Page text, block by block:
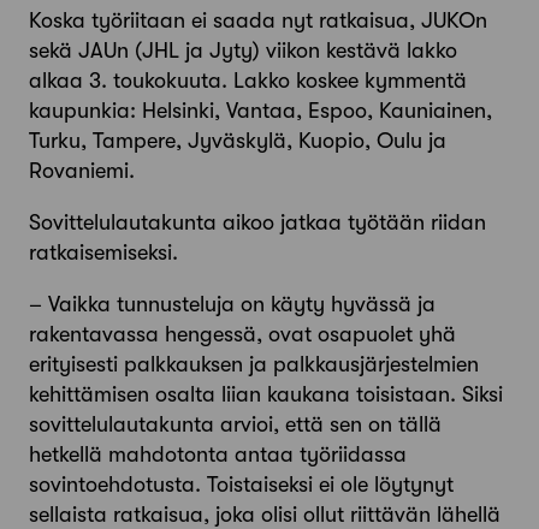
Koska työriitaan ei saada nyt ratkaisua, JUKOn
sekä JAUn (JHL ja Jyty) viikon kestävä lakko
alkaa 3. toukokuuta. Lakko koskee kymmentä
kaupunkia: Helsinki, Vantaa, Espoo, Kauniainen,
Turku, Tampere, Jyväskylä, Kuopio, Oulu ja
Rovaniemi.
Sovittelulautakunta aikoo jatkaa työtään riidan
ratkaisemiseksi.
– Vaikka tunnusteluja on käyty hyvässä ja
rakentavassa hengessä, ovat osapuolet yhä
erityisesti palkkauksen ja palkkausjärjestelmien
kehittämisen osalta liian kaukana toisistaan. Siksi
sovittelulautakunta arvioi, että sen on tällä
hetkellä mahdotonta antaa työriidassa
sovintoehdotusta. Toistaiseksi ei ole löytynyt
sellaista ratkaisua, joka olisi ollut riittävän lähellä